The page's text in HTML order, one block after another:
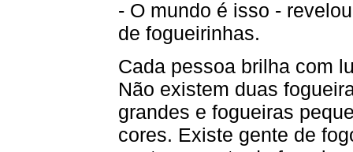
- O mundo é isso -
de fogueirinhas.
Cada pessoa brilha com
Não existem duas
grandes e fogueiras
cores. Existe gente de